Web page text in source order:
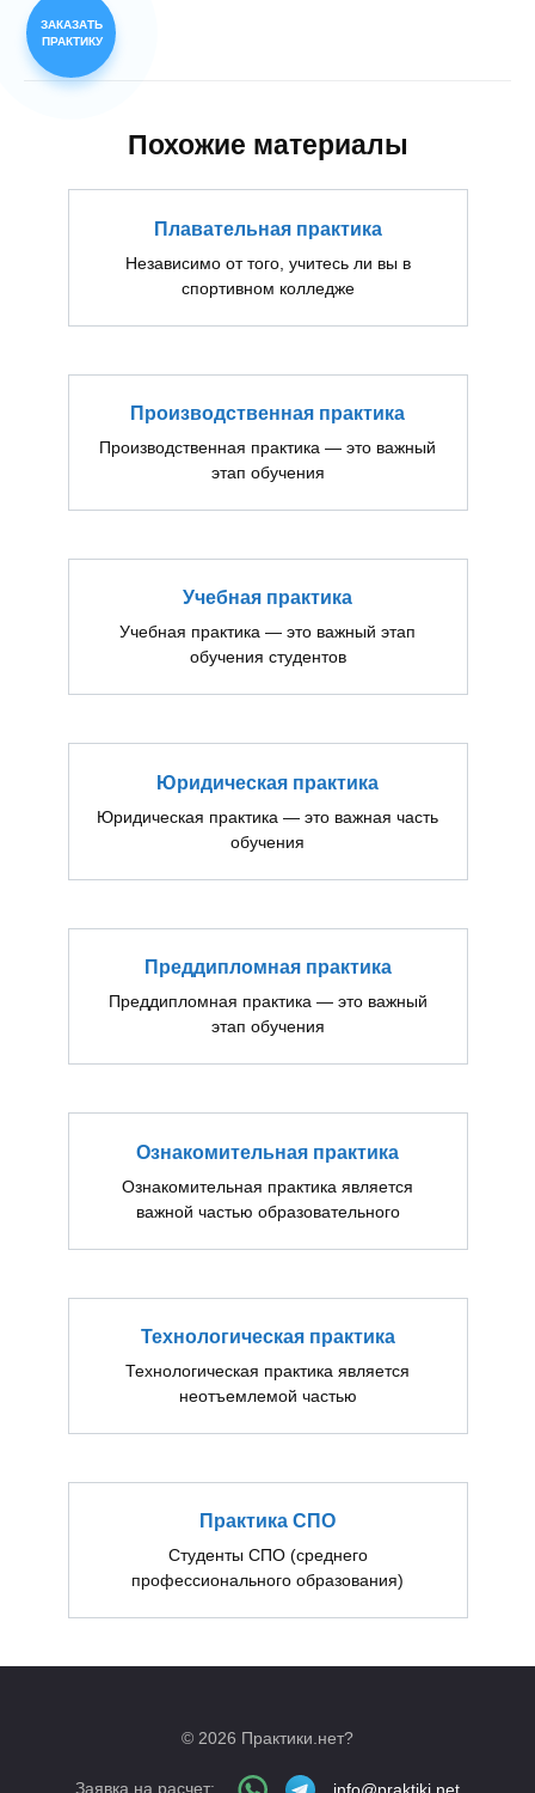
ЗАКАЗАТЬ
ПРАКТИКУ
Похожие материалы
Плавательная практика
Независимо от того, учитесь ли вы в
спортивном колледже
Производственная практика
Производственная практика — это важный
этап обучения
Учебная практика
Учебная практика — это важный этап
обучения студентов
Юридическая практика
Юридическая практика — это важная часть
обучения
Преддипломная практика
Преддипломная практика — это важный
этап обучения
Ознакомительная практика
Ознакомительная практика является
важной частью образовательного
Технологическая практика
Технологическая практика является
неотъемлемой частью
Практика СПО
Студенты СПО (среднего
профессионального образования)
© 2026 Практики.нет?
Заявка на расчет: info@praktiki.net